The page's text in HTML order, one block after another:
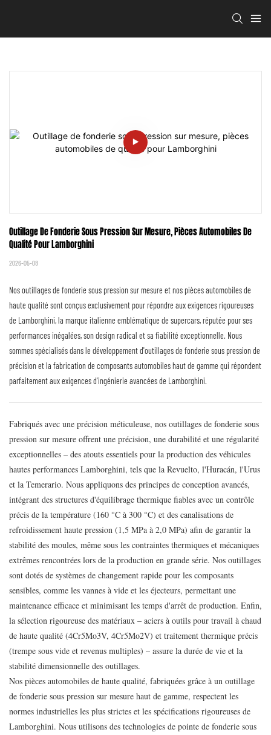
Outillage De Fonderie Sous Pression Sur Mesure, Pièces Automobiles De
Qualité Pour Lamborghini
2026-05-08
Nos outillages de fonderie sous pression sur mesure et nos pièces automobiles de
haute qualité sont conçus exclusivement pour répondre aux exigences rigoureuses
de Lamborghini, la marque italienne emblématique de supercars, réputée pour ses
performances inégalées, son design radical et sa fiabilité exceptionnelle. Nous
sommes spécialisés dans le développement d'outillages de fonderie sous pression de
précision et la fabrication de composants automobiles haut de gamme qui répondent
parfaitement aux exigences d'ingénierie avancées de Lamborghini.
Fabriqués avec une précision méticuleuse, nos outillages de fonderie sous
pression sur mesure offrent une précision, une durabilité et une régularité
exceptionnelles – des atouts essentiels pour la production des véhicules
hautes performances Lamborghini, tels que la Revuelto, l'Huracán, l'Urus
et la Temerario. Nous appliquons des principes de conception avancés,
intégrant des structures d'équilibrage thermique fiables avec un contrôle
précis de la température (160 °C à 300 °C) et des canalisations de
refroidissement haute pression (1,5 MPa à 2,0 MPa) afin de garantir la
stabilité des moules, même sous les contraintes thermiques et mécaniques
extrêmes rencontrées lors de la production en grande série. Nos outillages
sont dotés de systèmes de changement rapide pour les composants
sensibles, comme les vannes à vide et les éjecteurs, permettant une
maintenance efficace et minimisant les temps d'arrêt de production. Enfin,
la sélection rigoureuse des matériaux – aciers à outils pour travail à chaud
de haute qualité (4Cr5Mo3V, 4Cr5Mo2V) et traitement thermique précis
(trempe sous vide et revenus multiples) – assure la durée de vie et la
stabilité dimensionnelle des outillages.
Nos pièces automobiles de haute qualité, fabriquées grâce à un outillage
de fonderie sous pression sur mesure haut de gamme, respectent les
normes industrielles les plus strictes et les spécifications rigoureuses de
Lamborghini. Nous utilisons des technologies de pointe de fonderie sous